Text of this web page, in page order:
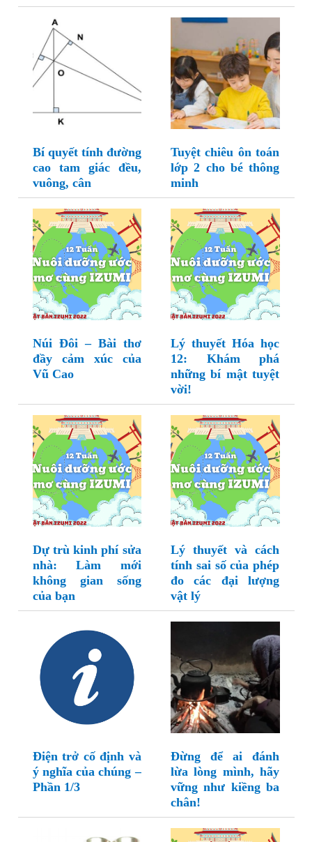
Bí quyết tính đường
cao tam giác đều,
vuông, cân
Tuyệt chiêu ôn toán
lớp 2 cho bé thông
minh
Núi Đôi – Bài thơ
đầy cảm xúc của
Vũ Cao
Lý thuyết Hóa học
12: Khám phá
những bí mật tuyệt
vời!
Dự trù kinh phí sửa
nhà: Làm mới
không gian sống
của bạn
Lý thuyết và cách
tính sai số của phép
đo các đại lượng
vật lý
Điện trở cố định và
ý nghĩa của chúng –
Phần 1/3
Đừng để ai đánh
lừa lòng mình, hãy
vững như kiềng ba
chân!